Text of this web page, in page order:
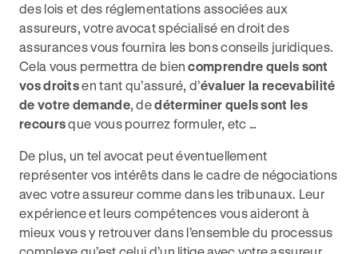
des lois et des réglementations associées aux
assureurs, votre avocat spécialisé en droit des
assurances vous fournira les bons conseils juridiques.
Cela vous permettra de biencomprendre quels sont
vos droitsen tant qu’assuré, d’évaluer la recevabilité
de votre demande, dedéterminer quels sont les
recoursque vous pourrez formuler, etc …
De plus, un tel avocat peut éventuellement
représenter vos intérêts dans le cadre de négociations
avec votre assureur comme dans les tribunaux. Leur
expérience et leurs compétences vous aideront à
mieux vous y retrouver dans l’ensemble du processus